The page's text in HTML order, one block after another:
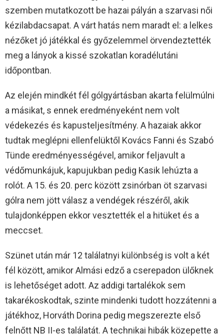
szemben mutatkozott be hazai pályán a szarvasi női
kézilabdacsapat. A várt hatás nem maradt el: a lelkes
nézőket jó játékkal és győzelemmel örvendeztették
meg a lányok a kissé szokatlan koradélutáni
időpontban.
Az elején mindkét fél gólgyártásban akarta felülmúlni
a másikat, s ennek eredményeként nem volt
védekezés és kapusteljesítmény. A hazaiak akkor
tudtak meglépni ellenfelüktől Kovács Fanni és Szabó
Tünde eredményességével, amikor feljavult a
védőmunkájuk, kapujukban pedig Kasik lehúzta a
rolót. A 15. és 20. perc között zsinórban öt szarvasi
gólra nem jött válasz a vendégek részéről, akik
tulajdonképpen ekkor vesztették el a hitüket és a
meccset.
Szünet után már 12 találatnyi különbség is volt a két
fél között, amikor Almási edző a cserepadon ülőknek
is lehetőséget adott. Az addigi tartalékok sem
takarékoskodtak, szinte mindenki tudott hozzátenni a
játékhoz, Horváth Dorina pedig megszerezte első
felnőtt NB II-es találatát. A technikai hibák közepette a